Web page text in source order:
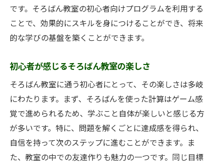
です。そろばん教室の初心者向けプログラムを利用する
ことで、効果的にスキルを身につけることができ、将来
的な学びの基盤を築くことができます。
初心者が感じるそろばん教室の楽しさ
そろばん教室に通う初心者にとって、その楽しさは多岐
にわたります。まず、そろばんを使った計算はゲーム感
覚で進められるため、学ぶこと自体が楽しいと感じる方
が多いです。特に、問題を解くごとに達成感を得られ、
自信を持って次のステップに進むことができます。ま
た、教室の中での友達作りも魅力の一つです。同じ目標